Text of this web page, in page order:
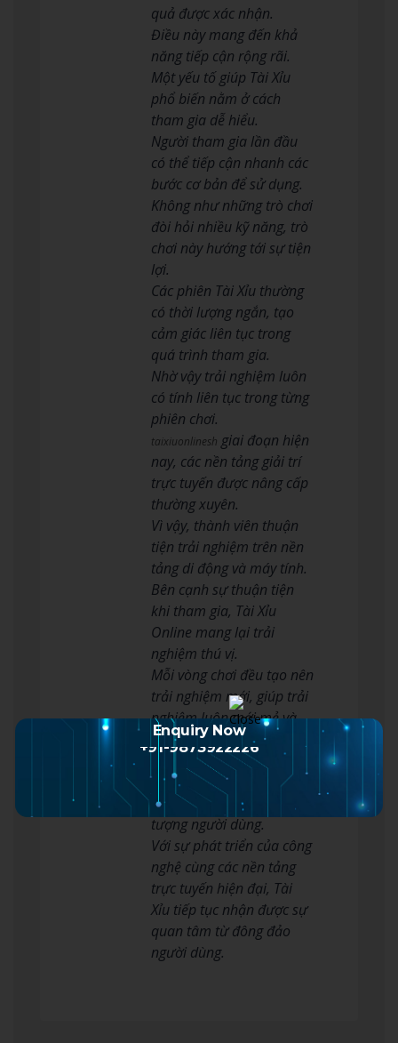
quả được xác nhận.
Điều này mang đến khả
năng tiếp cận rộng rãi.
Một yếu tố giúp Tài Xỉu
phổ biến nằm ở cách
tham gia dễ hiểu.
Người tham gia lần đầu
có thể tiếp cận nhanh các
bước cơ bản để sử dụng.
Không như những trò chơi
đòi hỏi nhiều kỹ năng, trò
chơi này hướng tới sự tiện
lợi.
Các phiên Tài Xỉu thường
có thời lượng ngắn, tạo
cảm giác liên tục trong
quá trình tham gia.
Nhờ vậy trải nghiệm luôn
có tính liên tục trong từng
phiên chơi.
taixiuonlinesh giai đoạn hiện
nay, các nền tảng giải trí
trực tuyến được nâng cấp
thường xuyên.
Vì vậy, thành viên thuận
tiện trải nghiệm trên nền
tảng di động và máy tính.
Bên cạnh sự thuận tiện
khi tham gia, Tài Xỉu
Online mang lại trải
nghiệm thú vị.
Mỗi vòng chơi đều tạo nên
trải nghiệm mới, giúp trải
nghiệm luôn mới mẻ và
thú vị.
Tài Xỉu hiện là một trong
những trò chơi phổ biến,
phù hợp với nhiều đối
tượng người dùng.
Với sự phát triển của công
nghệ cùng các nền tảng
trực tuyến hiện đại, Tài
Xỉu tiếp tục nhận được sự
quan tâm từ đông đảo
người dùng.
Enquiry Now
+91-9873922226